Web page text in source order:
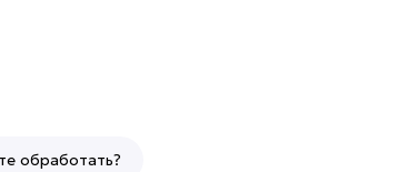
обработать?